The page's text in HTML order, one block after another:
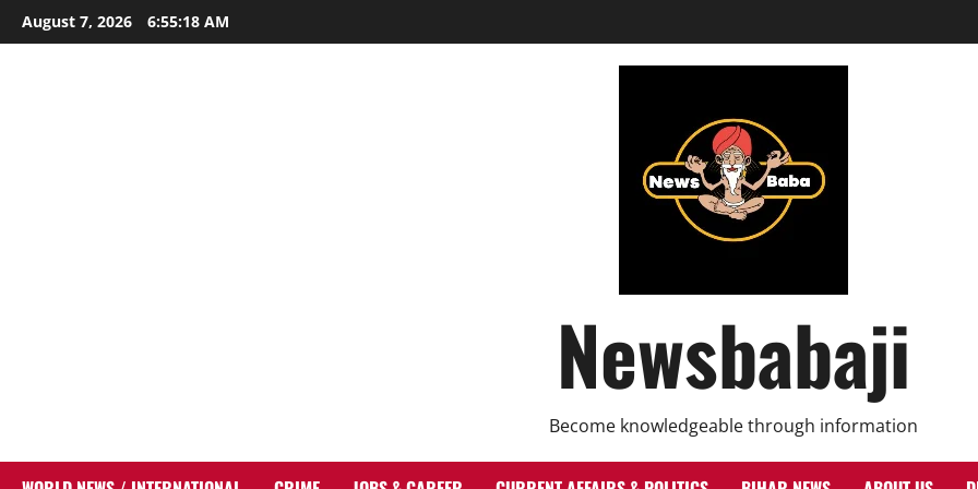
Skip
to
August 7, 2026 6:55:19 AM
Newsbabaji
Become knowledgeable through information